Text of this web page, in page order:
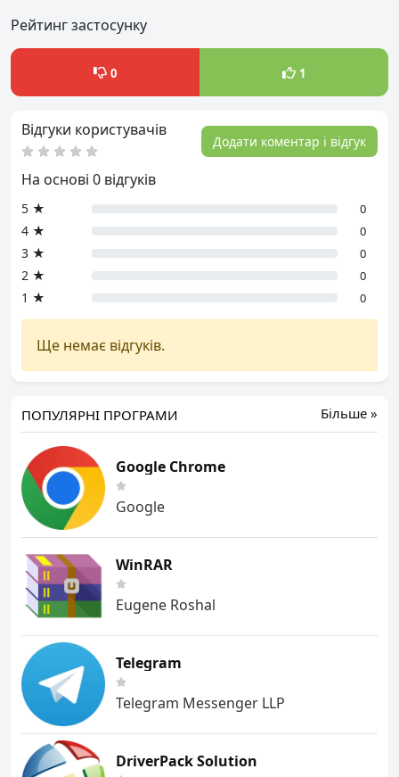
Рейтинг застосунку
0 1
Додати коментар і відгук
Відгуки користувачів
На основі 0 відгуків
5 ★ 0
4 ★ 0
3 ★ 0
2 ★ 0
1 ★ 0
Ще немає відгуків.
Більше »
ПОПУЛЯРНІ ПРОГРАМИ
Google Chrome
Google
WinRAR
Eugene Roshal
Telegram
Telegram Messenger LLP
DriverPack Solution